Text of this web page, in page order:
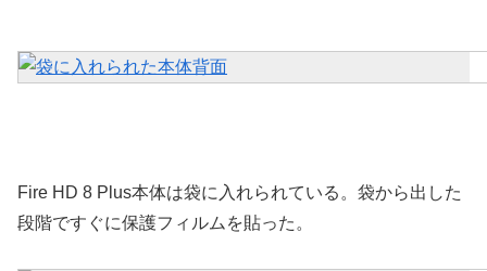
Fire HD 8 Plus本体は袋に入れられている。袋から出した
段階ですぐに保護フィルムを貼った。